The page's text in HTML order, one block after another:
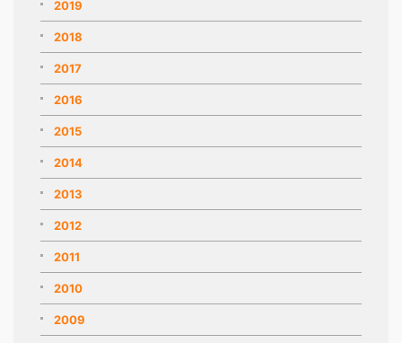
2019
2018
2017
2016
2015
2014
2013
2012
2011
2010
2009